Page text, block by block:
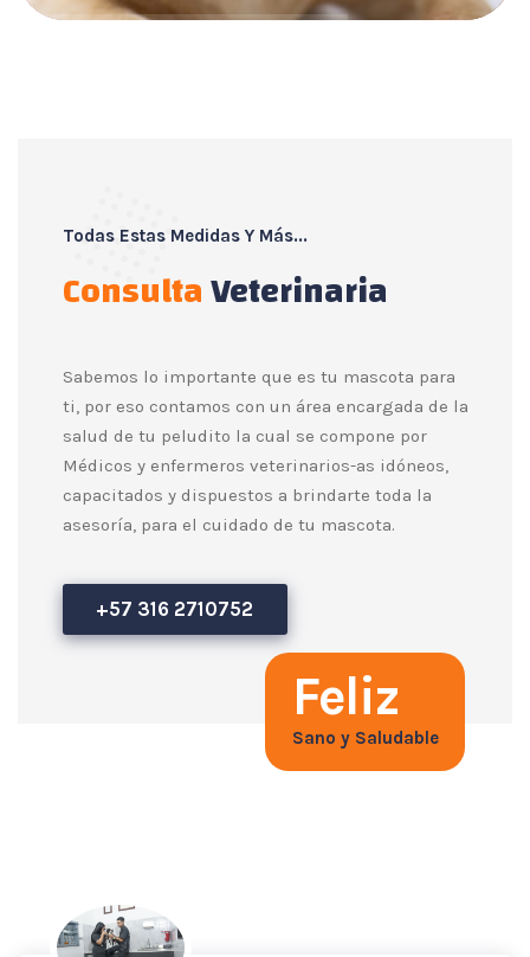
Todas Estas Medidas Y Más...
ConsultaVeterinaria
Feliz
Sano y Saludable
Sabemos lo importante que es tu mascota para
ti, por eso contamos con un área encargada de la
salud de tu peludito la cual se compone por
Médicos y enfermeros veterinarios-as idóneos,
capacitados y dispuestos a brindarte toda la
asesoría, para el cuidado de tu mascota.
+57 316 2710752